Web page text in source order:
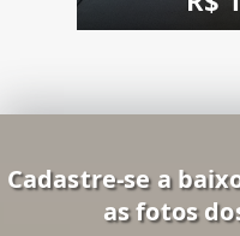
Cadastre-se a
as fotos